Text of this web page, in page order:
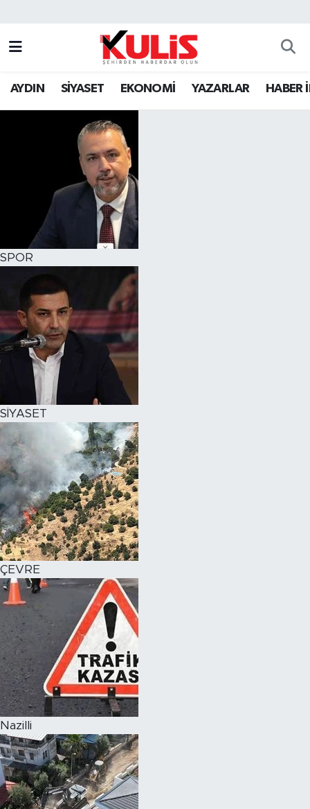
AYDIN SİYASET EKONOMİ YAZARLAR HABER
SPOR
SİYASET
ÇEVRE
Nazilli